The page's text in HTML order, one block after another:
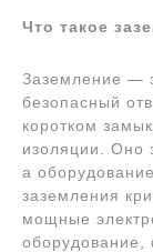
Что такое
Заземление —
безопасный
коротком
изоляции. Оно
а
заземления
мощные
оборудование,